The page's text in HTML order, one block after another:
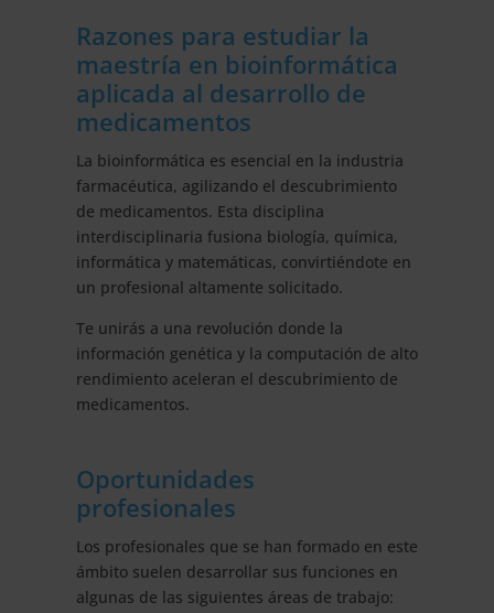
Razones para estudiar la
maestría en bioinformática
aplicada al desarrollo de
medicamentos
La bioinformática es esencial en la industria
farmacéutica, agilizando el descubrimiento
de medicamentos. Esta disciplina
interdisciplinaria fusiona biología, química,
informática y matemáticas, convirtiéndote en
un profesional altamente solicitado.
Te unirás a una revolución donde la
información genética y la computación de alto
rendimiento aceleran el descubrimiento de
medicamentos.
Oportunidades
profesionales
Los profesionales que se han formado en este
ámbito suelen desarrollar sus funciones en
algunas de las siguientes áreas de trabajo: